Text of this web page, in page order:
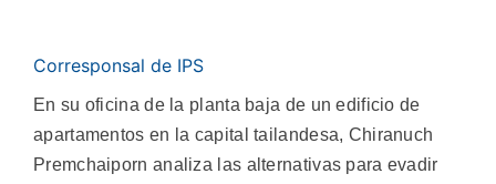
Corresponsal de IPS
En su oficina de la planta baja de un edificio de
apartamentos en la capital tailandesa, Chiranuch
Premchaiporn analiza las alternativas para evadir